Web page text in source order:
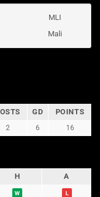
MLI
Mali
GD POINTS
2 6 16
H A
W L